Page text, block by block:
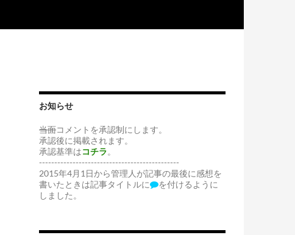
お知らせ
当面コメントを承認制にします。
承認後に掲載されます。
承認基準はコチラ 。
----------------------------------------------
2015年4月1日から管理人が記事の最後に感想を
書いたときは記事タイトルに
を付けるように
しました。